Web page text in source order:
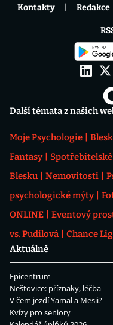
Další témata z našich
Moje Psychologie
Fantasy
Blesku
Nemovitosti
psychologické mýty
ONLINE
Eventový
vs. Pudilová
Chance
Aktuálně
Epicentrum
Neštovice: příznaky, léčba
V čem jezdí Yamal a Mesii?
Kvízy pro seniory
Kontakty Redakce